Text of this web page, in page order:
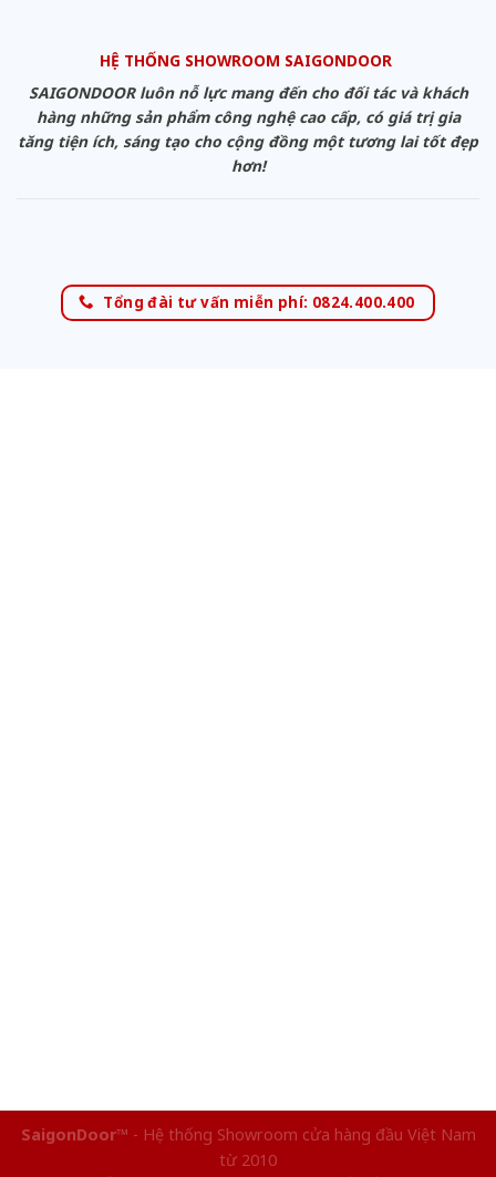
HỆ THỐNG SHOWROOM SAIGONDOOR
SAIGONDOOR luôn nỗ lực mang đến cho đối tác và khách
hàng những sản phẩm công nghệ cao cấp, có giá trị gia
tăng tiện ích, sáng tạo cho cộng đồng một tương lai tốt đẹp
hơn!
Tổng đài tư vấn miễn phí: 0824.400.400
SaigonDoor™ - Hệ thống Showroom cửa hàng đầu Việt Nam
từ 2010